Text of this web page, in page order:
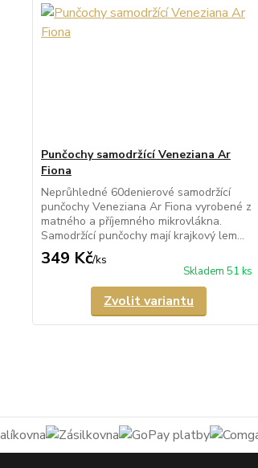
Punčochy samodržící Veneziana Ar
Fiona
Neprůhledné 60denierové samodržící
punčochy Veneziana Ar Fiona vyrobené z
matného a příjemného mikrovlákna.
Samodržící punčochy mají krajkový lem...
349 Kč/ks
Skladem 51 ks
Zvolit variantu